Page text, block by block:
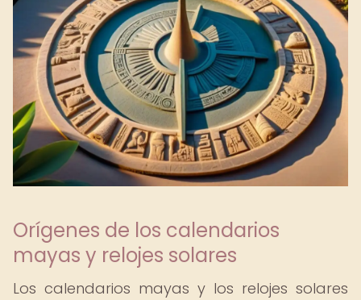
Orígenes de los calendarios
mayas y relojes solares
Los calendarios mayas y los relojes solares